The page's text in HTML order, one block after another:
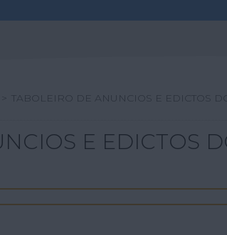
> TABOLEIRO DE ANUNCIOS E EDICTOS
E EDICTOS